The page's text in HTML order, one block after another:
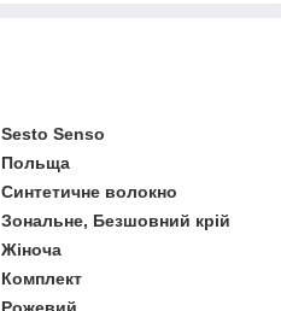
Sesto Senso
Польща
Синтетичне волокно
Зональне, Безшовний крій
Жіноча
Комплект